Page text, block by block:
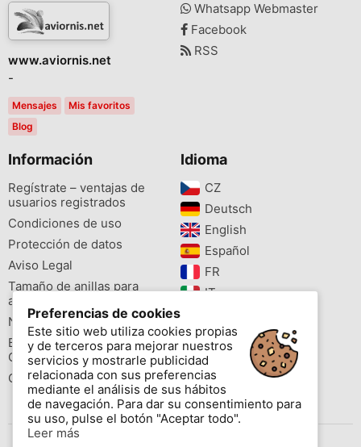
www.aviornis.net
-
Mensajes
Mis favoritos
Blog
Whatsapp Webmaster
Facebook
RSS
Información
Regístrate – ventajas de
usuarios registrados
Condiciones de uso
Protección de datos
Aviso Legal
Tamaño de anillas para
aves
Newsletter
Buscador de especies
Cites
Colores de las anillas
Idioma
CZ‎
Deutsch‎
English‎
Español‎
FR‎
IT‎
PL‎
PT‎
Preferencias de cookies
Este sitio web utiliza cookies propias
y de terceros para mejorar nuestros
servicios y mostrarle publicidad
relacionada con sus preferencias
mediante el análisis de sus hábitos
de navegación. Para dar su consentimiento para
su uso, pulse el botón "Aceptar todo".
Leer más